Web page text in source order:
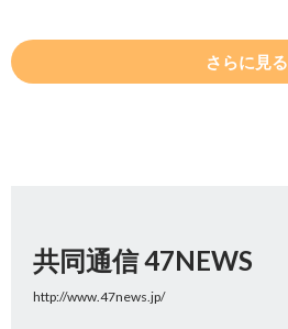
さらに見る
共同通信 47NEWS
http://www.47news.jp/